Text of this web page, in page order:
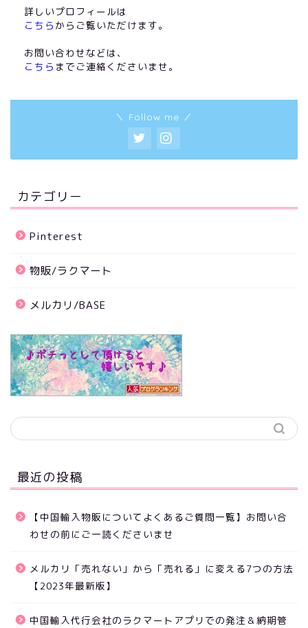
詳しいプロフィールは
こちら からご覧いただけます。
お問い合わせなどは、
こちら までご連絡くださいませ。
＼ Follow me ／
カテゴリー
Pinterest
物販/ラクマート
メルカリ/BASE
最近の投稿
【中国輸入物販についてよくあるご質問一覧】お問い合
わせの前にご一読くださいませ
メルカリ「売れない」から「売れる」に変える7つの方法
【2023年最新版】
中国輸入代行会社のラクマートアプリでの発注＆納期管